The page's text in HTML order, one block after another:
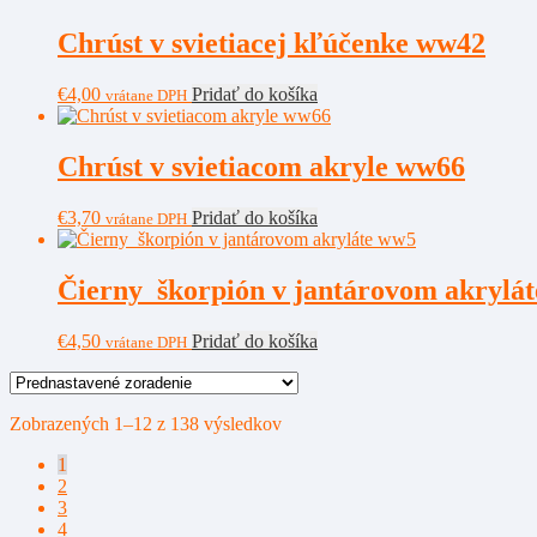
Chrúst v svietiacej kľúčenke ww42
€4,00 vrátane DPH Pridať do košíka
Chrúst v svietiacom akryle ww66
€3,70 vrátane DPH Pridať do košíka
Čierny škorpión v jantárovom
€4,50 vrátane DPH Pridať do košíka
Zobrazených 1–12 z 138 výsledkov
1
2
3
4